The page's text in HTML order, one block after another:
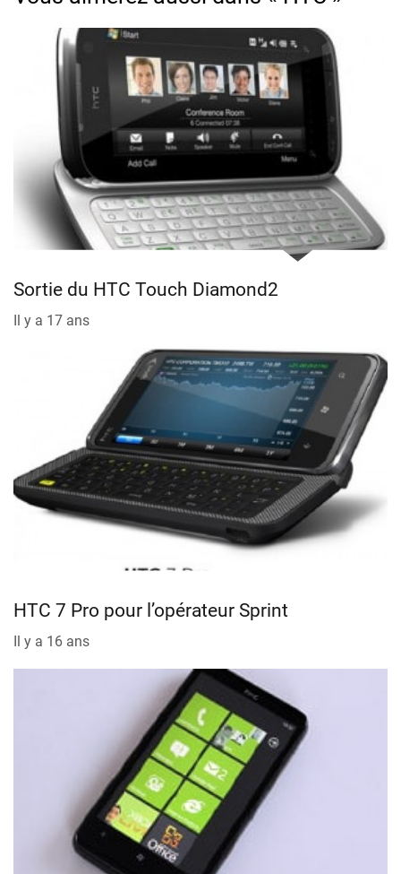
Sortie du HTC Touch Diamond2
Il y a 17 ans
HTC 7 Pro pour l’opérateur Sprint
Il y a 16 ans